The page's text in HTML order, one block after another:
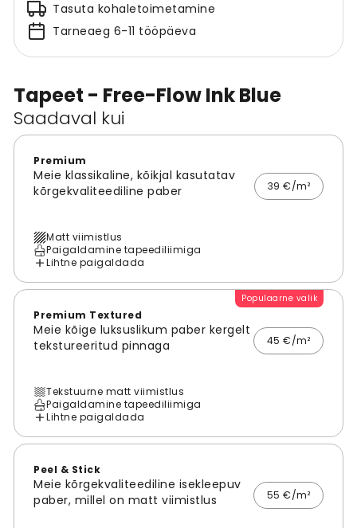
Tapeet - Free-Flow Ink Blue
Saadaval kui
Premium
Meie klassikaline, kõikjal kasutatav
kõrgekvaliteediline paber
39 €/m²
Matt viimistlus
Paigaldamine tapeediliimiga
Lihtne paigaldada
Populaarne valik
Premium Textured
Meie kõige luksuslikum paber kergelt
tekstureeritud pinnaga
45 €/m²
Tekstuurne matt viimistlus
Paigaldamine tapeediliimiga
Lihtne paigaldada
Peel & Stick
Meie kõrgekvaliteediline isekleepuv
paber, millel on matt viimistlus
55 €/m²
Tasuta kohaletoimetamine
Tarneaeg 6-11 tööpäeva